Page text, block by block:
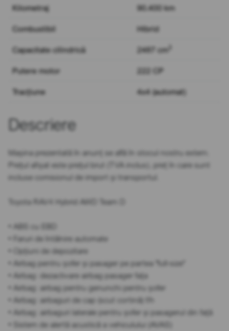
Kilometraj 90.400 km
Combustibil Hibrid
Capacitate cilindrică 2487 cm
Putere motor 222 CP
Tracțiune 4x4 (automat)
Descriere
Mașina prezentată în anunț se află în stocul nostru extern.
Prețul afișat este prețul brut (TVA inclus), preț în care sunt
incluse comisionul de import și transportul.
Toyota RAV4 Hybrid AWD Team D
• ABS cu EBD
• Faruri de întâlnire automate
• Opțiuni de depozitare
• Airbag pentru șofer și pasager pe partea "full-size"
• Airbag: dezactivare airbag pasager fața
• Airbag: airbag pentru genunchi pentru șofer
• Airbag: airbaguri de cap (scut cortină) f/h
• Airbag: airbaguri laterale pentru șofer și pasagerul din față
• Sistem de alertă acustică a vehiculului (AVAS)